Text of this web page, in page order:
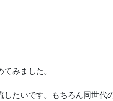
みました。
したいです。もちろん同世代